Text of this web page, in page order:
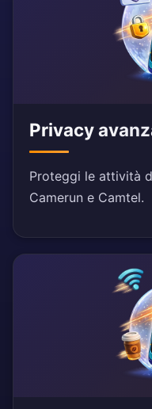
Privacy
Proteggi le attività
Camerun e Camtel.